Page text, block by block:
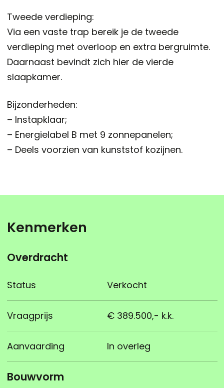
Tweede verdieping:
Via een vaste trap bereik je de tweede
verdieping met overloop en extra bergruimte.
Daarnaast bevindt zich hier de vierde
slaapkamer.
Bijzonderheden:
– Instapklaar;
– Energielabel B met 9 zonnepanelen;
– Deels voorzien van kunststof kozijnen.
Kenmerken
Overdracht
Status Verkocht
Vraagprijs € 389.500,- k.k.
Aanvaarding In overleg
Bouwvorm